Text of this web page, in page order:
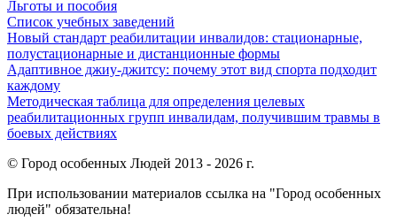
Льготы и пособия
Список учебных заведений
Новый стандарт реабилитации инвалидов: стационарные,
полустационарные и дистанционные формы
Адаптивное джиу-джитсу: почему этот вид спорта подходит
каждому
Методическая таблица для определения целевых
реабилитационных групп инвалидам, получившим травмы в
боевых действиях
© Город особенных Людей 2013 - 2026 г.
При использовании материалов ссылка на "Город особенных
людей" обязательна!